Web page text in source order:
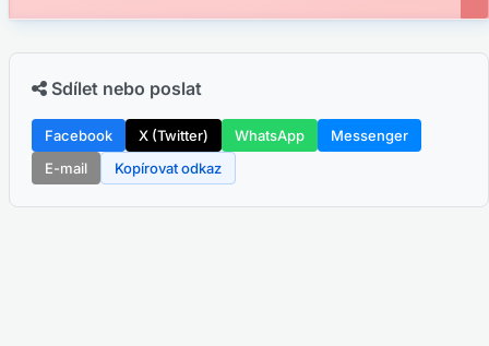
Sdílet nebo poslat
Facebook X (Twitter) WhatsApp
Messenger
E-mail
Kopírovat odkaz